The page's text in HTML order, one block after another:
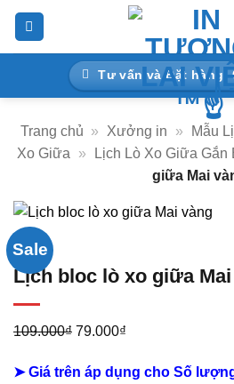
Bỏ
nội
Tư vấn và Đặt hàng:
Trang chủ » Xưởng in » Mẫu
Xo Giữa
» Lịch Lò Xo Giữa Gắn
giữa Mai
Sale
Lịch bloc lò xo giữa
109.000₫ Giá
là:
79.000₫
tại
➤ Giá trên áp dụng cho Số